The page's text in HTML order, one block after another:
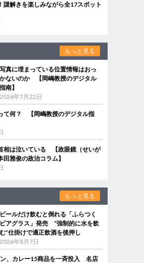
謎解きを楽しみながら全17スポット
もっと見る
写真に埋まっている位置情報はおっ
かないのか 【岡嶋教授のデジタル
指南】
2026年7月22日
て何？ 【岡嶋教授のデジタル指
相は泣いている 【政眼鏡（せいが
田雅俊の政治コラム】
もっと見る
ビールだけ飲むと倒れる「ふらつく
ビアグラス」発売 “強制的に水を飲
む”仕掛けで適正飲酒を後押し
2026年8月7日
、カレー15商品を一斉投入 名店